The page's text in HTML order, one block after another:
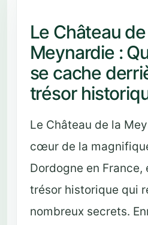
Le Château
Meynardie :
se cache
trésor
Le Château de la
cœur de la
Dordogne en
trésor historique qui
nombreux secrets.